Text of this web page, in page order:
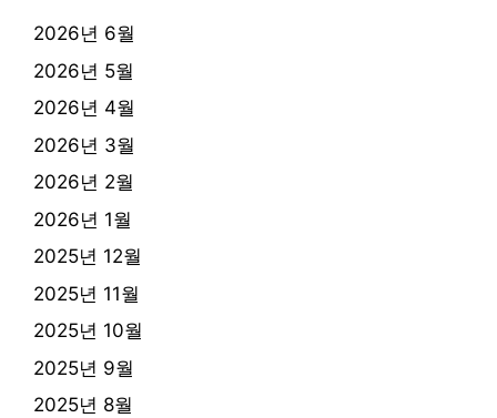
2026년 6월
2026년 5월
2026년 4월
2026년 3월
2026년 2월
2026년 1월
2025년 12월
2025년 11월
2025년 10월
2025년 9월
2025년 8월